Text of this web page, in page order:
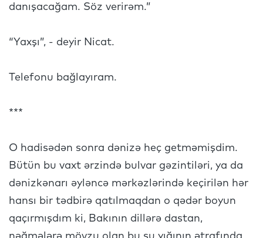
danışacağam. Söz verirəm.”
“Yaxşı”, - deyir Nicat.
Telefonu bağlayıram.
***
O hadisədən sonra dənizə heç getməmişdim.
Bütün bu vaxt ərzində bulvar gəzintiləri, ya da
dənizkənarı əyləncə mərkəzlərində keçirilən hər
hansı bir tədbirə qatılmaqdan o qədər boyun
qaçırmışdım ki, Bakının dillərə dastan,